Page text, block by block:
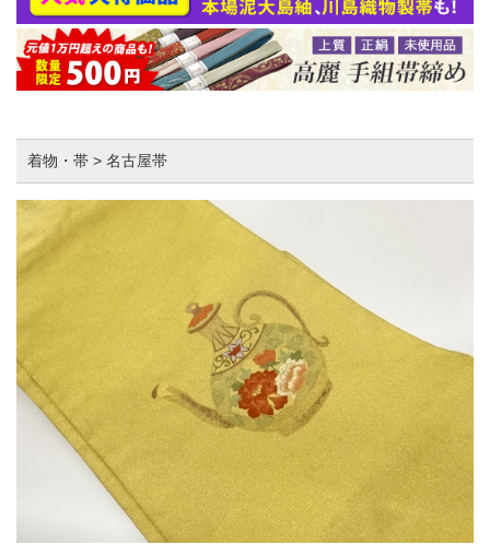
着物・帯 > 名古屋帯